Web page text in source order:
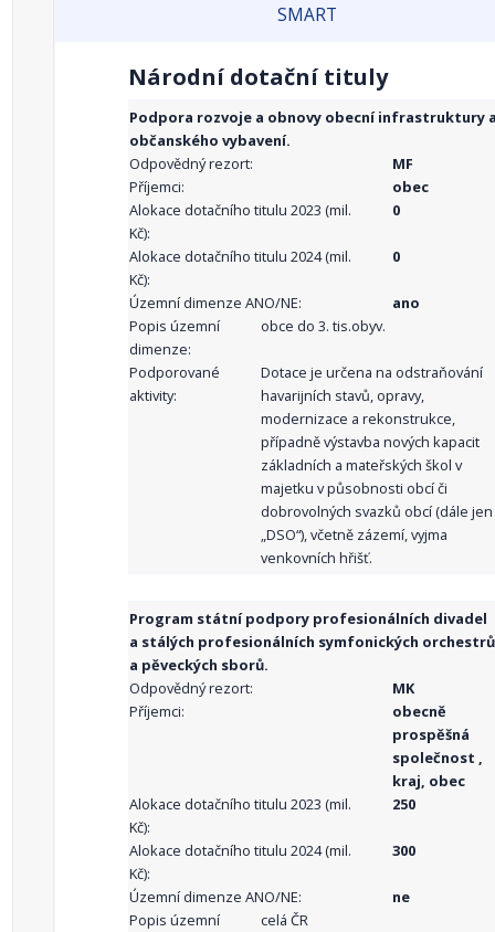
SMART
Národní dotační tituly
Podpora rozvoje a obnovy obecní infrastruktury
občanského vybavení.
Odpovědný rezort:
MF
Příjemci:
obec
Alokace dotačního titulu 2023 (mil.
Kč):
0
Alokace dotačního titulu 2024 (mil.
Kč):
0
Územní dimenze ANO/NE:
ano
Popis územní
dimenze:
obce do 3. tis.obyv.
Podporované
aktivity:
Dotace je určena na odstraňování
havarijních stavů, opravy,
modernizace a rekonstrukce,
případně výstavba nových kapacit
základních a mateřských škol v
majetku v působnosti obcí či
dobrovolných svazků obcí (dále jen
„DSO“), včetně zázemí, vyjma
venkovních hřišť.
Program státní podpory profesionálních divadel
a stálých profesionálních symfonických orchestrů
a pěveckých sborů.
Odpovědný rezort:
MK
Příjemci:
obecně
prospěšná
společnost ,
kraj, obec
Alokace dotačního titulu 2023 (mil.
Kč):
250
Alokace dotačního titulu 2024 (mil.
Kč):
300
Územní dimenze ANO/NE:
ne
Popis územní
celá ČR